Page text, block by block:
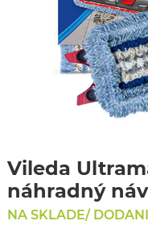
Vileda
náhradný
NA SKLADE/